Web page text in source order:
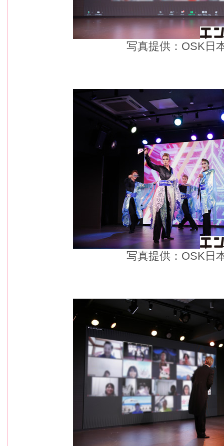
写真提供：OSK日
写真提供：OSK日